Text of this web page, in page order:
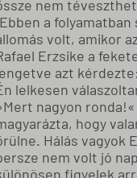
nem
a
volt, amikor
Erzsike a
azt
lelkesen
nagyon
hogy
Hálás vagyok
nem volt jó
figyelek